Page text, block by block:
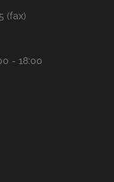
(fax)
- 18:00